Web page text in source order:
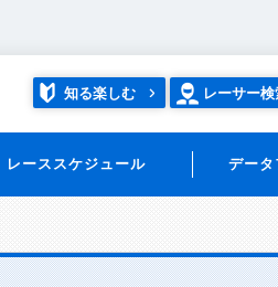
知る楽しむ レーサー検
レーススケジュール デー